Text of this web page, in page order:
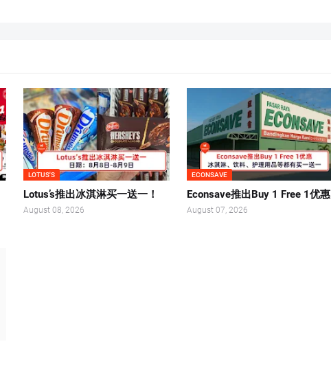
LOTUS'S
Lotus’s推出冰淇淋买一送一！
August 08, 2026
ECONSAVE
Econsave推出Buy 1 Free 1优惠
August 07, 2026